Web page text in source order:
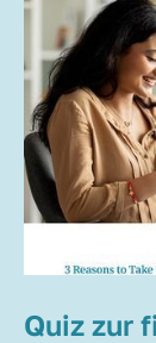
Quiz zur